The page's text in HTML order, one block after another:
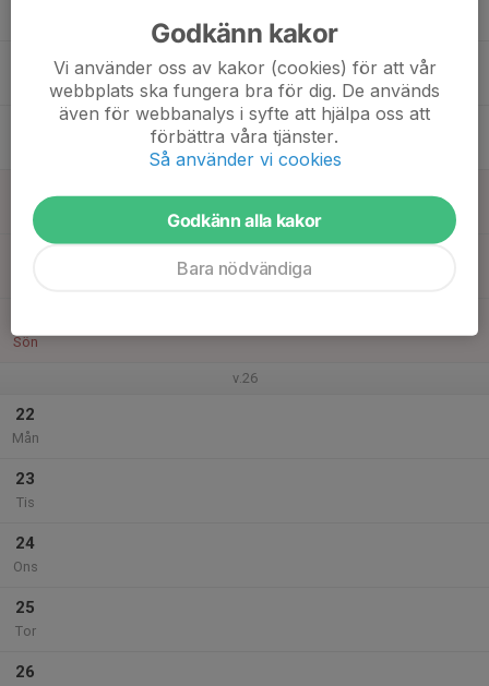
Grännäs IP Liedholmsplan
Fre
Sön
v.26
22
Mån
23
Tis
24
Ons
25
Tor
26
Godkänn kakor
Vi använder oss av kakor (cookies) för att vår
webbplats ska fungera bra för dig. De används
även för webbanalys i syfte att hjälpa oss att
förbättra våra tjänster.
Så använder vi cookies
Godkänn alla kakor
Bara nödvändiga